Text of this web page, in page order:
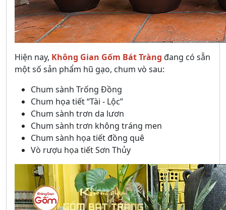
Hiện nay, Không Gian Gốm Bát Tràng đang có sẵn
một số sản phẩm hũ gạo, chum vò sau:
Chum sành Trống Đồng
Chum họa tiết “Tài - Lộc”
Chum sành trơn da lươn
Chum sành trơn không tráng men
Chum sành họa tiết đồng quê
Vò rượu họa tiết Sơn Thủy